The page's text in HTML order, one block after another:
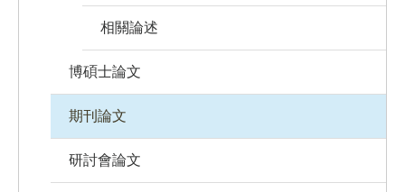
相關論述
博碩士論文
期刊論文
研討會論文